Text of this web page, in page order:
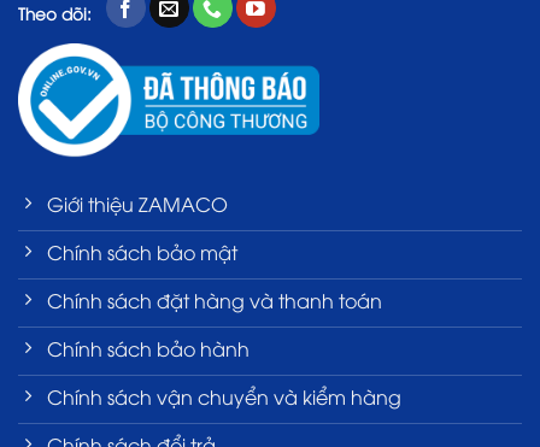
Theo dõi:
Giới thiệu ZAMACO
Chính sách bảo mật
Chính sách đặt hàng và thanh toán
Chính sách bảo hành
Chính sách vận chuyển và kiểm hàng